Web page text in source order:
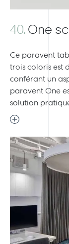
40.One
Ce paravent
trois coloris est
conférant un
paravent One
solution
Previous